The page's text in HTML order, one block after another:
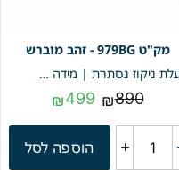
979BG - זהב מוברש
תעלת ניקוז נסתרת | מידה 9/79 | דגם "LINEA" | זהב מוברש | מק"ט 979BG
₪890
₪499
הוספה לסל